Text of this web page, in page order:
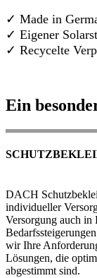
✓ Made in
✓ Eigener
✓ Recycelte
Ein
DACH
individueller
Versorgung auch in
wir Ihre
Lösungen, die
abgestimmt sind.